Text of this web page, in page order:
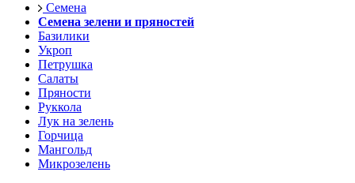
Семена
Семена зелени и пряностей
Базилики
Укроп
Петрушка
Салаты
Пряности
Руккола
Лук на зелень
Горчица
Мангольд
Микрозелень